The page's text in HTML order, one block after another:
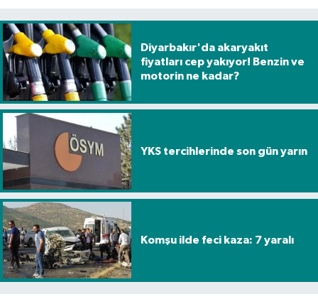
Diyarbakır'da akaryakıt
fiyatları cep yakıyor! Benzin ve
motorin ne kadar?
YKS tercihlerinde son gün yarın
Komşu ilde feci kaza: 7 yaralı